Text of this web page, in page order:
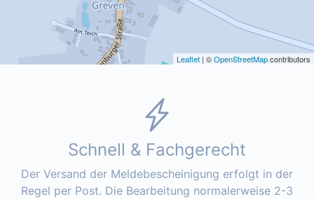
Leaflet | ©OpenStreetMapcontributors
Schnell & Fachgerecht
Der Versand der Meldebescheinigung erfolgt in der
Regel per Post. Die Bearbeitung normalerweise 2-3